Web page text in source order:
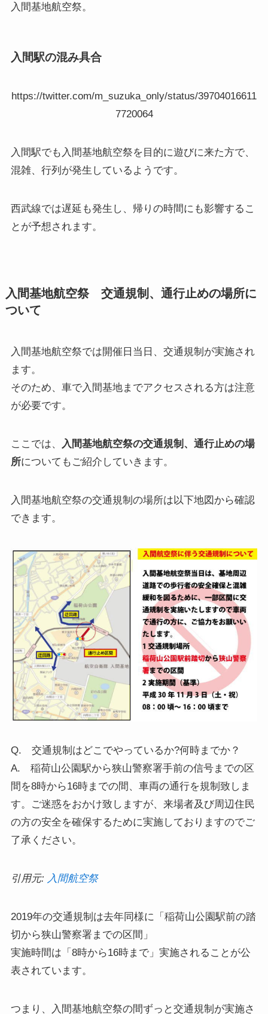
入間基地航空祭。
入間駅の混み具合
https://twitter.com/m_suzuka_only/status/39704016611
7720064
入間駅でも入間基地航空祭を目的に遊びに来た方で、
混雑、行列が発生しているようです。
西武線では遅延も発生し、帰りの時間にも影響するこ
とが予想されます。
入間基地航空祭 交通規制、通行止めの場所に
ついて
入間基地航空祭では開催日当日、交通規制が実施され
ます。
そのため、車で入間基地までアクセスされる方は注意
が必要です。
ここでは、
入間基地航空祭の交通規制、通行止めの場
所についてもご紹介していきます。
入間基地航空祭の交通規制の場所は以下地図から確認
できます。
Q. 交通規制はどこでやっているか?何時までか？
A. 稲荷山公園駅から狭山警察署手前の信号までの区
間を8時から16時までの間、車両の通行を規制致しま
す。ご迷惑をおかけ致しますが、来場者及び周辺住民
の方の安全を確保するために実施しておりますのでご
了承ください。
引用元: 入間航空祭
2019年の交通規制は去年同様に「稲荷山公園駅前の踏
切から狭山警察署までの区間」
実施時間は「8時から16時まで」実施されることが公
表されています。
つまり、入間基地航空祭の間ずっと交通規制が実施さ